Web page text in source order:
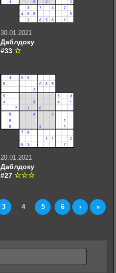
30.01.2021
Даблдоку
#33
20.01.2021
Даблдоку
#27
3 4 5 6 › »